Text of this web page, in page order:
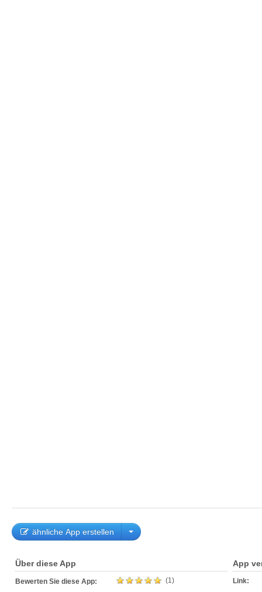
ähnliche App erstellen
Über diese App
Bewerten Sie diese App: (1)
App
Link: